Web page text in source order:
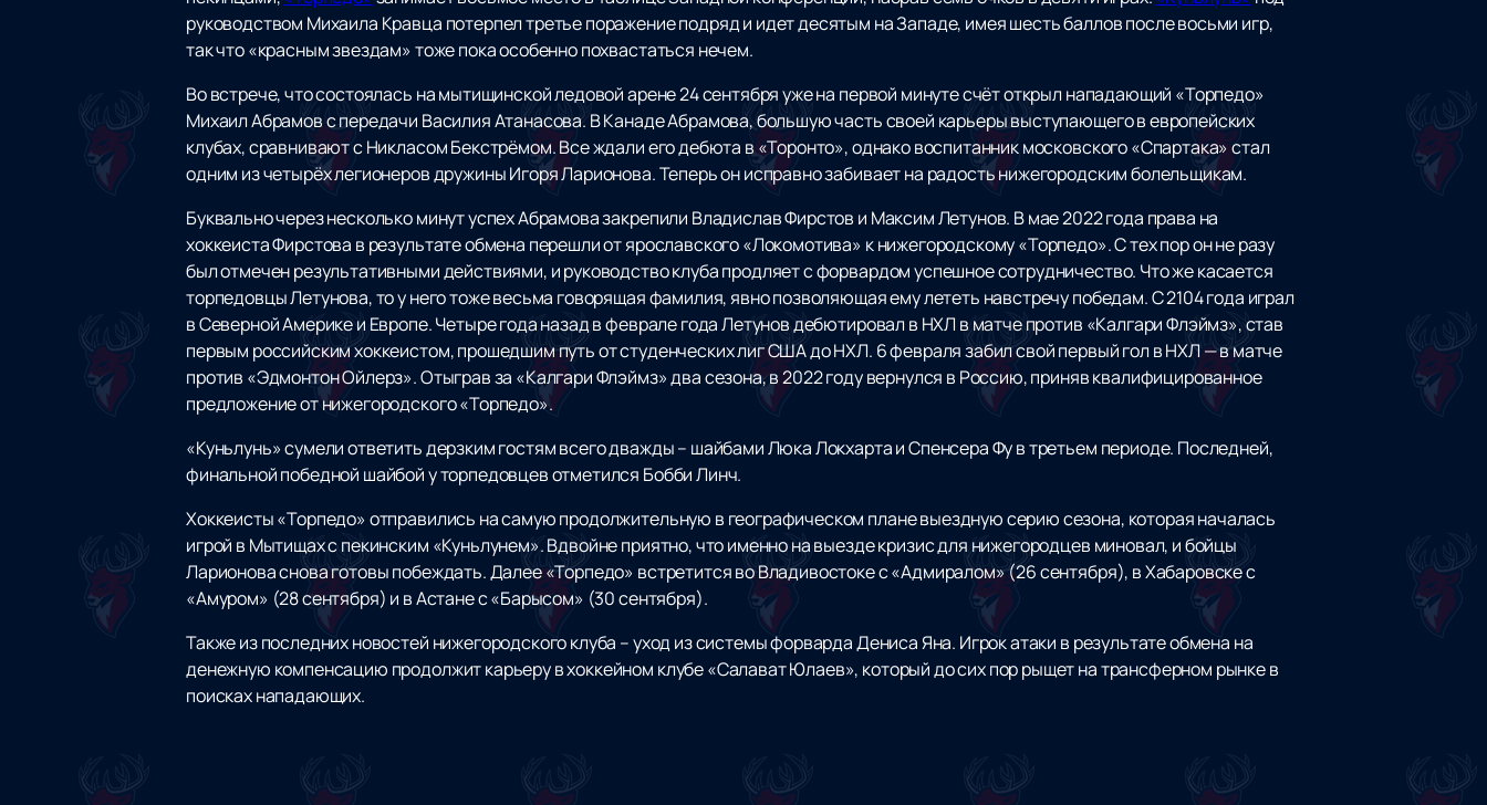
руководством Михаила Кравца потерпел третье поражение подряд и идет десятым на Западе, имея шесть баллов после восьми игр,
так что «красным звездам» тоже пока особенно похвастаться нечем.
Во встрече, что состоялась на мытищинской ледовой арене 24 сентября уже на первой минуте счёт открыл нападающий «Торпедо»
Михаил Абрамов с передачи Василия Атанасова. В Канаде Абрамова, большую часть своей карьеры выступающего в европейских
клубах, сравнивают с Никласом Бекстрёмом. Все ждали его дебюта в «Торонто», однако воспитанник московского «Спартака» стал
одним из четырёх легионеров дружины Игоря Ларионова. Теперь он исправно забивает на радость нижегородским болельщикам.
Буквально через несколько минут успех Абрамова закрепили Владислав Фирстов и Максим Летунов. В мае 2022 года права на
хоккеиста Фирстова в результате обмена перешли от ярославского «Локомотива» к нижегородскому «Торпедо». С тех пор он не разу
был отмечен результативными действиями, и руководство клуба продляет с форвардом успешное сотрудничество. Что же касается
торпедовцы Летунова, то у него тоже весьма говорящая фамилия, явно позволяющая ему лететь навстречу победам. С 2104 года играл
в Северной Америке и Европе. Четыре года назад в феврале года Летунов дебютировал в НХЛ в матче против «Калгари Флэймз», став
первым российским хоккеистом, прошедшим путь от студенческих лиг США до НХЛ. 6 февраля забил свой первый гол в НХЛ — в матче
против «Эдмонтон Ойлерз». Отыграв за «Калгари Флэймз» два сезона, в 2022 году вернулся в Россию, приняв квалифицированное
предложение от нижегородского «Торпедо».
«Куньлунь» сумели ответить дерзким гостям всего дважды – шайбами Люка Локхарта и Спенсера Фу в третьем периоде. Последней,
финальной победной шайбой у торпедовцев отметился Бобби Линч.
Хоккеисты «Торпедо» отправились на самую продолжительную в географическом плане выездную серию сезона, которая началась
игрой в Мытищах с пекинским «Куньлунем». Вдвойне приятно, что именно на выезде кризис для нижегородцев миновал, и бойцы
Ларионова снова готовы побеждать. Далее «Торпедо» встретится во Владивостоке с «Адмиралом» (26 сентября), в Хабаровске с
«Амуром» (28 сентября) и в Астане с «Барысом» (30 сентября).
Также из последних новостей нижегородского клуба – уход из системы форварда Дениса Яна. Игрок атаки в результате обмена на
денежную компенсацию продолжит карьеру в хоккейном клубе «Салават Юлаев», который до сих пор рыщет на трансферном рынке в
поисках нападающих.